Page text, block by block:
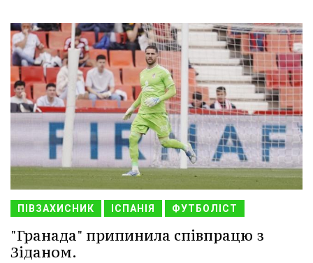
ПІВЗАХИСНИК ІСПАНІЯ ФУТБОЛІСТ
"Гранада" припинила співпрацю з
Зіданом.